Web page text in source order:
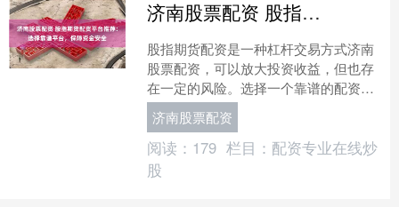
济南股票配资 股指期货配资平台推荐：选择靠谱平台，保障资金安全
股指期货配资是一种杠杆交易方式济南
股票配资，可以放大投资收益，但也存
在一定的风险。选择一个靠谱的配资平
台至关重要，可以保障资金安全，避免
不必要的损失。 首要考虑....
济南股票配资
阅读： 179 栏目： 配资专业在线炒
股